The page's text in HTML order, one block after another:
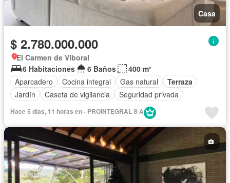
Casa
$ 2.780.000.000
El Carmen de Viboral
6 Habitaciones
6 Baños
400 m²
Aparcadero
Cocina integral Gas natural
Terraza
Jardín
Caseta de vigilancia Seguridad privada
Hace 5 días, 11 horas en - PROINTEGRAL S A